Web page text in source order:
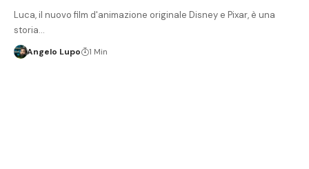
Luca, il nuovo film d'animazione originale Disney e Pixar, è una
storia…
Angelo Lupo 1 Min